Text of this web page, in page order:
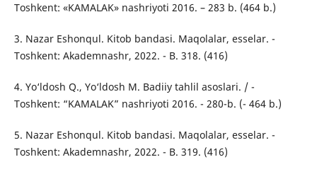
Toshkent: «KAMALAK» nashriyoti 2016. – 283 b. (464 b.)
3. Nazar Eshonqul. Kitob bandasi. Maqolalar, esselar. -
Toshkent: Akademnashr, 2022. - B. 318. (416)
4. Yo‘ldosh Q., Yo‘ldosh M. Badiiy tahlil asoslari. / -
Toshkent: “KAMALAK” nashriyoti 2016. - 280-b. (- 464 b.)
5. Nazar Eshonqul. Kitob bandasi. Maqolalar, esselar. -
Toshkent: Akademnashr, 2022. - B. 319. (416)